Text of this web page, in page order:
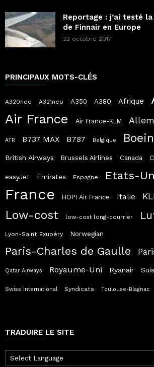
Reportage : j’ai testé
de Finnair en Europe
22 octobre 2017
PRINCIPAUX MOTS-CLÉS
A320neo A321neo A350 A380 Afrique
Air France Air France-KLM
ATR B737 MAX B787 Belgique
British Airways Brussels Airlines Canada
easyJet Emirates Espagne Etats-
France HOP! Air France Italie
Low-cost low-cost long-courrier
Lyon-Saint Exupéry Norwegian
Paris-Charles de Gaulle
Qatar Airways Royaume-Uni Ryanair
Swiss International Syndicats Toulouse-Blagnac
TRADUIRE LE SITE